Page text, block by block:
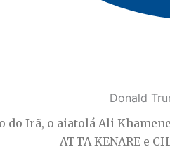
do Irã, o aiatolá Ali
ATTA KENARE e